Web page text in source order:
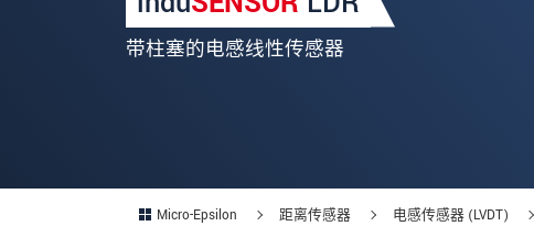
带柱塞的电感线性传感器
Micro-Epsilon 距离传感器 电感传感器 (LVDT)
称谓 *
名 *
街道